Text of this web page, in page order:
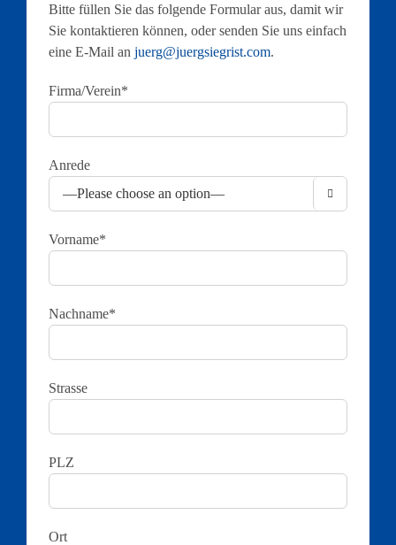
Bitte füllen Sie das folgende Formular aus, damit wir
Sie kontaktieren können, oder senden Sie uns einfach
eine E-Mail an juerg@juergsiegrist.com.
Firma/Verein*
Anrede

Vorname*
Nachname*
Strasse
PLZ
Ort